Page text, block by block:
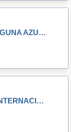
AGENCIA DE TOURS LAGUNA AZUL E.I.R.L.
VIRACOCHA TURISMO INTERNACIONAL S A